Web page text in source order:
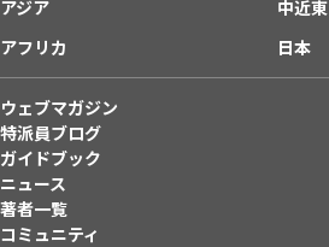
アジア
中近東
アフリカ
日本
ウェブマガジン
特派員ブログ
ガイドブック
ニュース
著者一覧
コミュニティ